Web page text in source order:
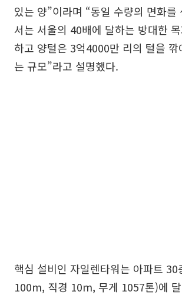
있는 양”이라며 “동일 수량의 면화를
서는 서울의 40배에 달하는 방대한
하고 양털은 3억4000만 리의 털을 깎
는 규모”라고 설명했다.
핵심 설비인 자일렌타워는 아파트 30
100m, 직경 10m, 무게 1057톤)에